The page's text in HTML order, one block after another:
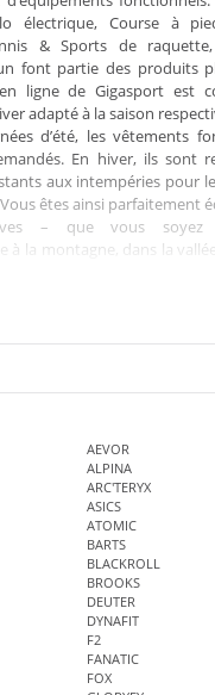
électrique, Course à
& Sports de
font partie des produits
ligne de Gigasport est
adapté à la saison
d’été, les vêtements
En hiver, ils sont
aux intempéries pour
êtes ainsi parfaitement
– que vous soyez
la montagne, dans la
AEVOR
ALPINA
ARC'TERYX
ASICS
ATOMIC
BARTS
BLACKROLL
BROOKS
DEUTER
DYNAFIT
F2
FANATIC
FOX